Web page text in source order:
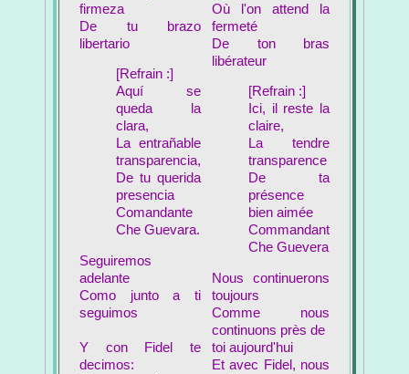
firmeza
De tu brazo
libertario
[Refrain :]
Aquí se
queda la
clara,
La entrañable
transparencia,
De tu querida
presencia
Comandante
Che Guevara.
Seguiremos
adelante
Como junto a ti
seguimos
Y con Fidel te
decimos:
Où l'on attend la
fermeté
De ton bras
libérateur
[Refrain :]
Ici, il reste la
claire,
La tendre
transparence
De ta
présence
bien aimée
Commandant
Che Guevera
Nous continuerons
toujours
Comme nous
continuons près de
toi aujourd'hui
Et avec Fidel, nous